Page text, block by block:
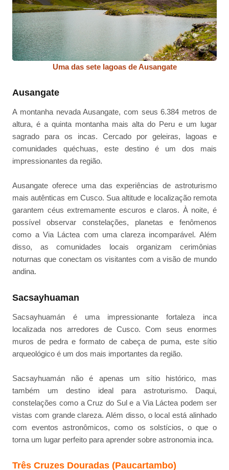
Uma das sete lagoas de Ausangate
Ausangate
A montanha nevada Ausangate, com seus 6.384 metros de
altura, é a quinta montanha mais alta do Peru e um lugar
sagrado para os incas. Cercado por geleiras, lagoas e
comunidades quéchuas, este destino é um dos mais
impressionantes da região.
Ausangate oferece uma das experiências de astroturismo
mais autênticas em Cusco. Sua altitude e localização remota
garantem céus extremamente escuros e claros. À noite, é
possível observar constelações, planetas e fenômenos
como a Via Láctea com uma clareza incomparável. Além
disso, as comunidades locais organizam cerimônias
noturnas que conectam os visitantes com a visão de mundo
andina.
Sacsayhuaman
Sacsayhuamán é uma impressionante fortaleza inca
localizada nos arredores de Cusco. Com seus enormes
muros de pedra e formato de cabeça de puma, este sítio
arqueológico é um dos mais importantes da região.
Sacsayhuamán não é apenas um sítio histórico, mas
também um destino ideal para astroturismo. Daqui,
constelações como a Cruz do Sul e a Via Láctea podem ser
vistas com grande clareza. Além disso, o local está alinhado
com eventos astronômicos, como os solstícios, o que o
torna um lugar perfeito para aprender sobre astronomia inca.
Três Cruzes Douradas (Paucartambo)